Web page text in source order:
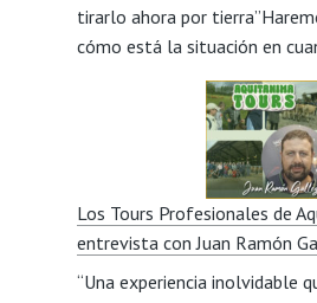
un
cebadero?,
entrevista
con
Javier
Lillo
tirarlo ahora por
cómo está la situación en
Los Tours Profesionales de
entrevista con Juan Ramón
“Una experiencia inolvidable